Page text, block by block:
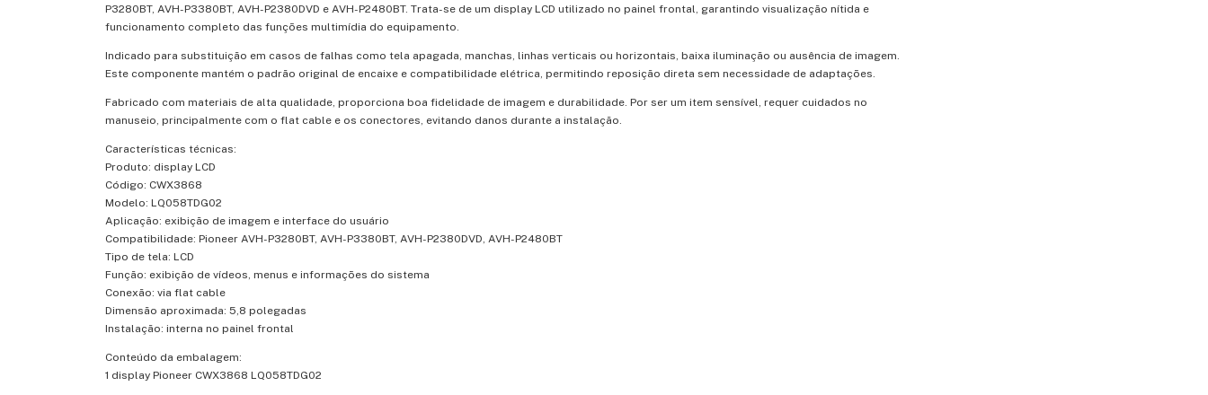
P3280BT, AVH-P3380BT, AVH-P2380DVD e AVH-P2480BT. Trata-se de um display LCD utilizado no painel frontal, garantindo visualização nítida e
funcionamento completo das funções multimídia do equipamento.
Indicado para substituição em casos de falhas como tela apagada, manchas, linhas verticais ou horizontais, baixa iluminação ou ausência de imagem.
Este componente mantém o padrão original de encaixe e compatibilidade elétrica, permitindo reposição direta sem necessidade de adaptações.
Fabricado com materiais de alta qualidade, proporciona boa fidelidade de imagem e durabilidade. Por ser um item sensível, requer cuidados no
manuseio, principalmente com o flat cable e os conectores, evitando danos durante a instalação.
Características técnicas:
Produto: display LCD
Código: CWX3868
Modelo: LQ058TDG02
Aplicação: exibição de imagem e interface do usuário
Compatibilidade: Pioneer AVH-P3280BT, AVH-P3380BT, AVH-P2380DVD, AVH-P2480BT
Tipo de tela: LCD
Função: exibição de vídeos, menus e informações do sistema
Conexão: via flat cable
Dimensão aproximada: 5,8 polegadas
Instalação: interna no painel frontal
Conteúdo da embalagem:
1 display Pioneer CWX3868 LQ058TDG02